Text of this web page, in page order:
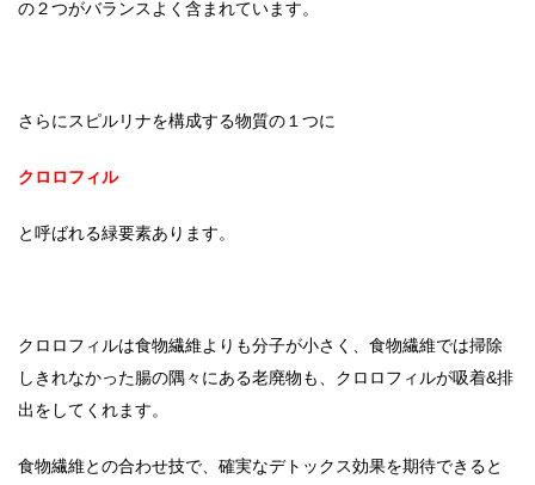
の２つがバランスよく含まれています。
さらにスピルリナを構成する物質の１つに
クロロフィル
と呼ばれる緑要素あります。
クロロフィルは食物繊維よりも分子が小さく、食物繊維では掃除
しきれなかった腸の隅々にある老廃物も、クロロフィルが吸着&排
出をしてくれます。
食物繊維との合わせ技で、確実なデトックス効果を期待できると